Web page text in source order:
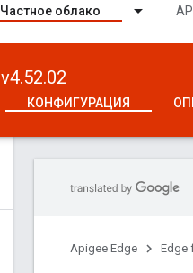
Частное облако
v4.52.02
КОНФИГУРАЦИЯ
Apigee Edge Edge